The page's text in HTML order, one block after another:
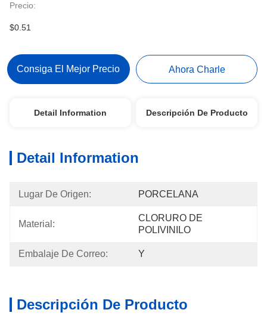
Precio:
$0.51
Consiga El Mejor Precio Ahora Charle
Detail Information Descripción De Producto
Detail Information
Lugar De Origen: PORCELANA
Material:
CLORURO DE
POLIVINILO
Embalaje De Correo: Y
Descripción De Producto